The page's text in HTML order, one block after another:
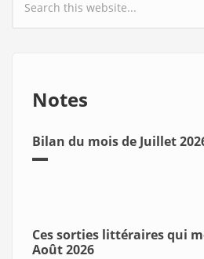
Search form
Notes
Bilan du mois de Juillet
Ces sorties littéraires qui
Août 2026